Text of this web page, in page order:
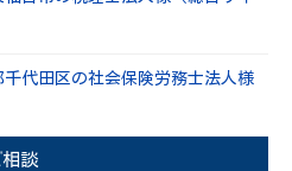
千代田区の社会保険労務士法人様
談